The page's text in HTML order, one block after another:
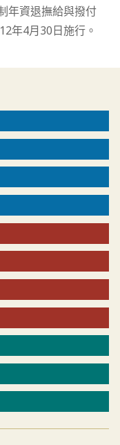
年資退撫給與撥付
年4月30日施行。